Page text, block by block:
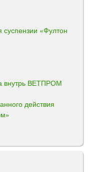
«Фултон
внутрь ВЕТПРОМ
действия